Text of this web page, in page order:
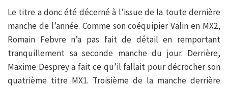
Le titre a donc été décerné à l’issue de la toute dernière
manche de l’année. Comme son coéquipier Valin en MX2,
Romain Febvre n’a pas fait de détail en remportant
tranquillement sa seconde manche du jour. Derrière,
Maxime Desprey a fait ce qu’il fallait pour décrocher son
quatrième titre MX1. Troisième de la manche derrière